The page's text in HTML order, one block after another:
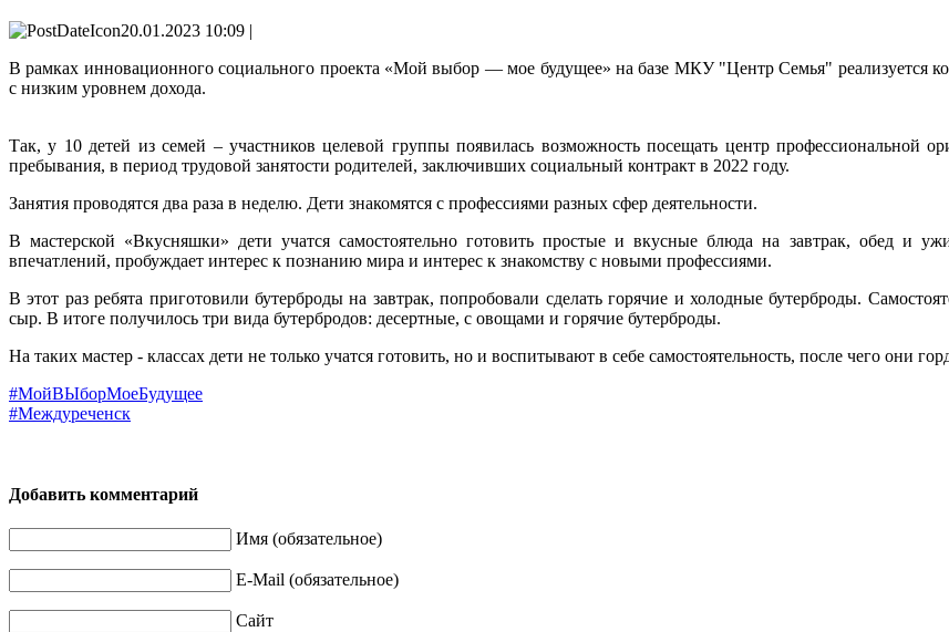
20.01.2023 10:09 |
В рамках инновационного социального проекта «Мой выбор — мое будущее» на базе МКУ "Центр Семья" реализуется
с низким уровнем дохода.
Так, у 10 детей из семей – участников целевой группы появилась возможность посещать центр профессиональной
пребывания, в период трудовой занятости родителей, заключивших социальный контракт в 2022 году.
Занятия проводятся два раза в неделю. Дети знакомятся с профессиями разных сфер деятельности.
В мастерской «Вкусняшки» дети учатся самостоятельно готовить простые и вкусные блюда на завтрак, обед и
впечатлений, пробуждает интерес к познанию мира и интерес к знакомству с новыми профессиями.
В этот раз ребята приготовили бутерброды на завтрак, попробовали сделать горячие и холодные бутерброды.
сыр. В итоге получилось три вида бутербродов: десертные, с овощами и горячие бутерброды.
На таких мастер - классах дети не только учатся готовить, но и воспитывают в себе самостоятельность, после чего они
#МойВЫборМоеБудущее
#Междуреченск
Добавить комментарий
Имя (обязательное)
E-Mail (обязательное)
Сайт